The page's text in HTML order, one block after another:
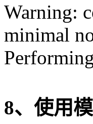
Warning:
minimal
8、使用